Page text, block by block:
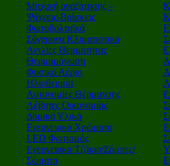
Μηχανή αναζήτησης –
Ψάχνεις-Βρίσκεις
Φωτοβολταϊκά
Σύγχρονα Κλιματιστικά
Αντλίες Θερμότητας
Θερμομόνωση
Φυσικό Αέριο
Ηλιοθερμία
Αυτονομίες Θέρμανσης
Λέβητες Οικονομίας
Δομικά Υλικά
Ενεργειακά Χρώματα
LED Φωτισμός
Ενεργειακά Τζάκια/Σόμπες/
Σώματα